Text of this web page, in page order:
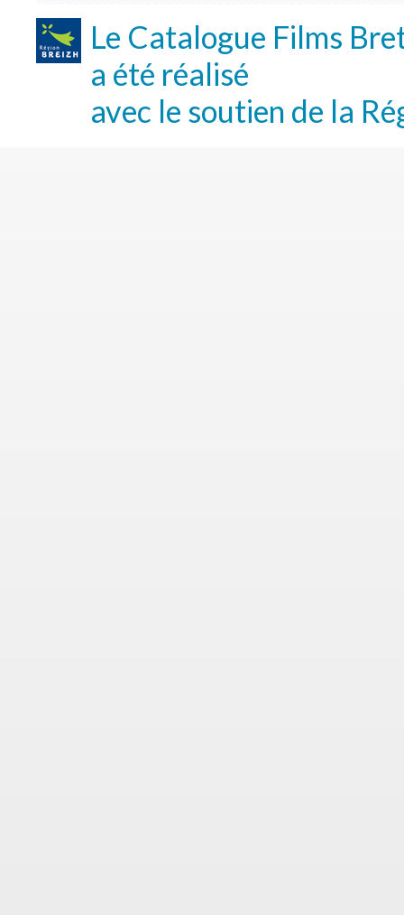
Le Catalogue Films
a été réalisé
avec le soutien de la